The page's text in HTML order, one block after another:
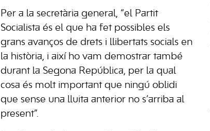
Per a la secretària general, “el Partit
Socialista és el que ha fet possibles els
grans avanços de drets i llibertats socials en
la història, i així ho vam demostrar també
durant la Segona República, per la qual
cosa és molt important que ningú oblidi
que sense una lluita anterior no s’arriba al
present”.